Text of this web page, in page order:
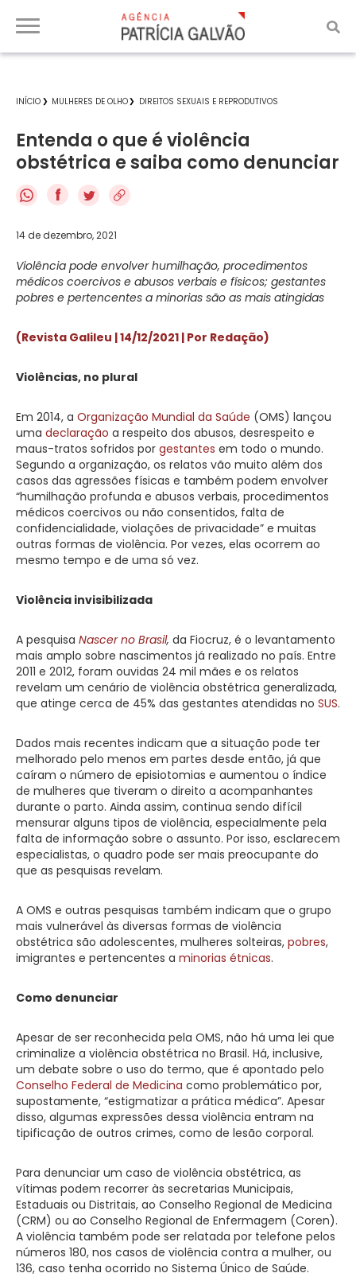
INÍCIO MULHERES DE OLHO DIREITOS SEXUAIS E REPRODUTIVOS
Entenda o que é violência
obstétrica e saiba como denunciar
f
14 de dezembro, 2021
Violência pode envolver humilhação, procedimentos
médicos coercivos e abusos verbais e físicos; gestantes
pobres e pertencentes a minorias são as mais atingidas
(Revista Galileu | 14/12/2021 | Por Redação)
Violências, no plural
Em 2014, a Organização Mundial da Saúde (OMS) lançou
uma declaração a respeito dos abusos, desrespeito e
maus-tratos sofridos por gestantes em todo o mundo.
Segundo a organização, os relatos vão muito além dos
casos das agressões físicas e também podem envolver
“humilhação profunda e abusos verbais, procedimentos
médicos coercivos ou não consentidos, falta de
confidencialidade, violações de privacidade” e muitas
outras formas de violência. Por vezes, elas ocorrem ao
mesmo tempo e de uma só vez.
Violência invisibilizada
A pesquisa Nascer no Brasil, da Fiocruz, é o levantamento
mais amplo sobre nascimentos já realizado no país. Entre
2011 e 2012, foram ouvidas 24 mil mães e os relatos
revelam um cenário de violência obstétrica generalizada,
que atinge cerca de 45% das gestantes atendidas no SUS.
Dados mais recentes indicam que a situação pode ter
melhorado pelo menos em partes desde então, já que
caíram o número de episiotomias e aumentou o índice
de mulheres que tiveram o direito a acompanhantes
durante o parto. Ainda assim, continua sendo difícil
mensurar alguns tipos de violência, especialmente pela
falta de informação sobre o assunto. Por isso, esclarecem
especialistas, o quadro pode ser mais preocupante do
que as pesquisas revelam.
A OMS e outras pesquisas também indicam que o grupo
mais vulnerável às diversas formas de violência
obstétrica são adolescentes, mulheres solteiras, pobres,
imigrantes e pertencentes a minorias étnicas.
Como denunciar
Apesar de ser reconhecida pela OMS, não há uma lei que
criminalize a violência obstétrica no Brasil. Há, inclusive,
um debate sobre o uso do termo, que é apontado pelo
Conselho Federal de Medicina como problemático por,
supostamente, “estigmatizar a prática médica”. Apesar
disso, algumas expressões dessa violência entram na
tipificação de outros crimes, como de lesão corporal.
Para denunciar um caso de violência obstétrica, as
vítimas podem recorrer às secretarias Municipais,
Estaduais ou Distritais, ao Conselho Regional de Medicina
(CRM) ou ao Conselho Regional de Enfermagem (Coren).
A violência também pode ser relatada por telefone pelos
números 180, nos casos de violência contra a mulher, ou
136, caso tenha ocorrido no Sistema Único de Saúde.